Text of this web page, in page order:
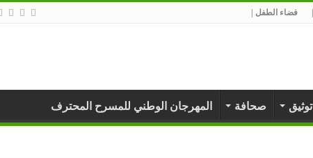
فضاء الطفل |
توثيق صحافة المهرجان الوطني للمسرح المحترف